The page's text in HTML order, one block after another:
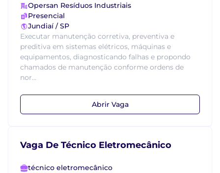
Opersan Resíduos Industriais
Presencial
Jundiaí / SP
Executar manutenção corretiva, preventiva e
preditiva em sistemas elétricos, máquinas e
equipamentos, diagnosticando falhas e propondo
chamados de manutenção conforme ordens de
nor...
Abrir Vaga
Vaga De Técnico Eletromecânico
técnico eletromecânico